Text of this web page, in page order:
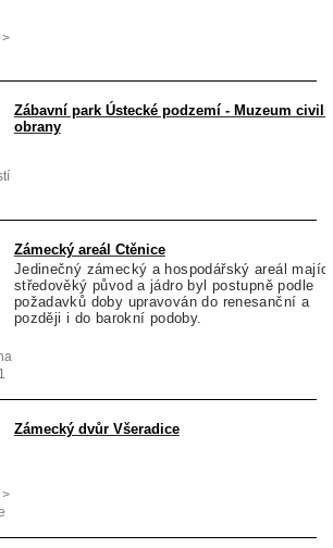
Zábavní park Ústecké podzemí - Muzeum
obrany
Zámecký areál Ctěnice
Jedinečný zámecký a hospodářský areál mající
středověký původ a jádro byl postupně podle
požadavků doby upravován do renesanční a
později i do barokní podoby.
Zámecký dvůr Všeradice